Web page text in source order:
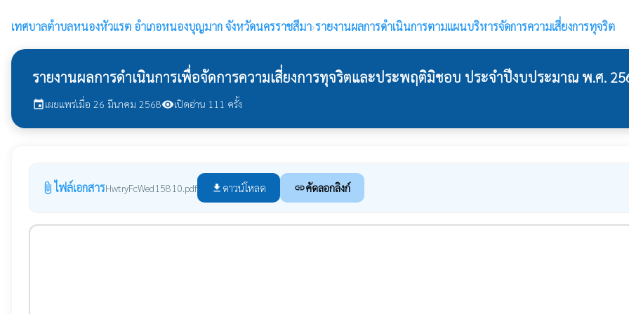
เทศบาลตำบลหนองหัวแรต อำเภอหนองบุญมาก จังหวัดนครราชสีมา›รายงานผลการดำเนินการตามแผนบริหารจัดการความเสี่ยงการทุจริต
รายงานผลการดำเนินการเพื่อจัดการความเสี่ยงการทุจริตและประพฤติมิชอบ ประจำปีงบประมาณ พ.ศ.
eventเผยแพร่เมื่อ 26 มีนาคม 2568visibilityเปิดอ่าน 111 ครั้ง
attach_file ไฟล์เอกสารHwtryFcWed15810.pdf file_download ดาวน์โหลด linkคัดลอกลิงก์